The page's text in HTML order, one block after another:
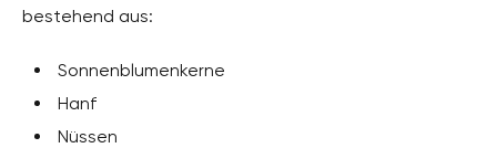
bestehend aus:
Sonnenblumenkerne
Hanf
Nüssen